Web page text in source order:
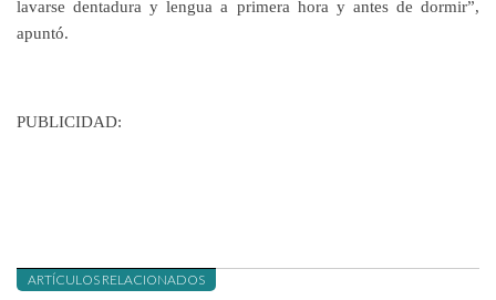
lavarse dentadura y lengua a primera hora y antes de dormir”,
apuntó.
PUBLICIDAD:
ARTÍCULOS RELACIONADOS